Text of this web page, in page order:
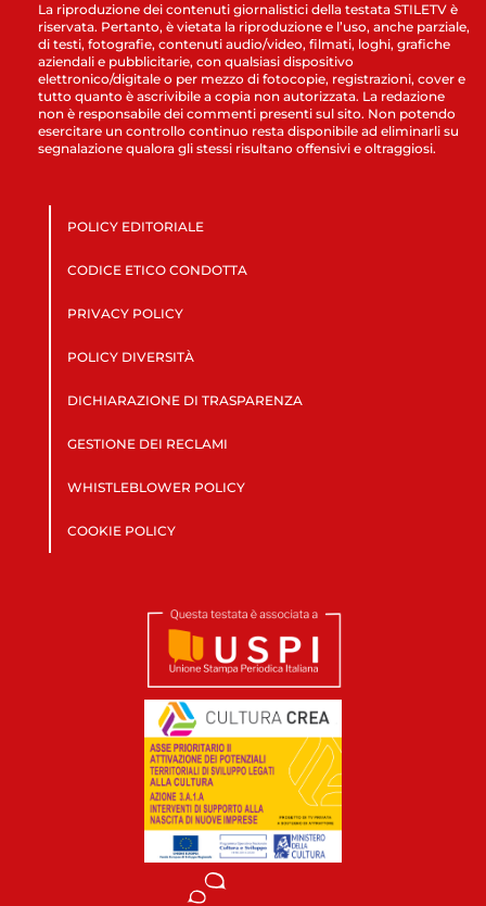
La riproduzione dei contenuti giornalistici della testata STILETV è
riservata. Pertanto, è vietata la riproduzione e l’uso, anche parziale,
di testi, fotografie, contenuti audio/video, filmati, loghi, grafiche
aziendali e pubblicitarie, con qualsiasi dispositivo
elettronico/digitale o per mezzo di fotocopie, registrazioni, cover e
tutto quanto è ascrivibile a copia non autorizzata. La redazione
non è responsabile dei commenti presenti sul sito. Non potendo
esercitare un controllo continuo resta disponibile ad eliminarli su
segnalazione qualora gli stessi risultano offensivi e oltraggiosi.
POLICY EDITORIALE
CODICE ETICO CONDOTTA
PRIVACY POLICY
POLICY DIVERSITÀ
DICHIARAZIONE DI TRASPARENZA
GESTIONE DEI RECLAMI
WHISTLEBLOWER POLICY
COOKIE POLICY